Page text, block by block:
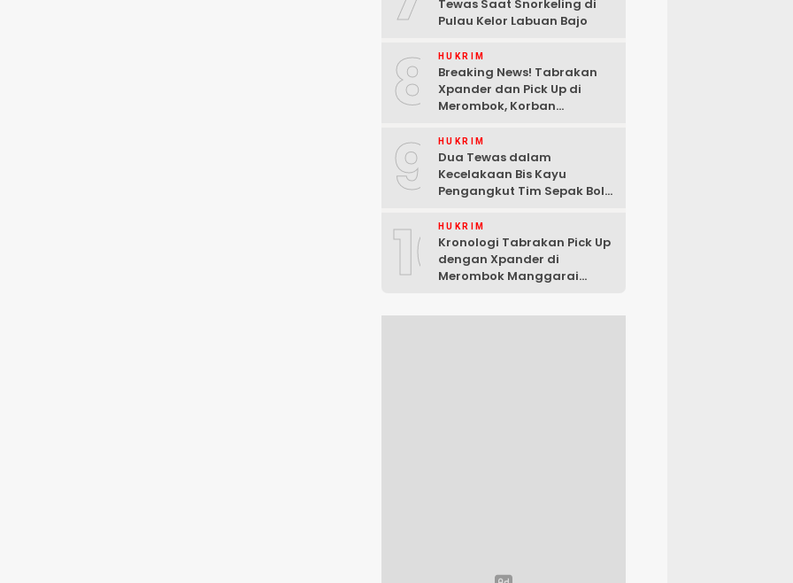
Tewas Saat Snorkeling di
Pulau Kelor Labuan Bajo
8 HUKRIM
Breaking News! Tabrakan
Xpander dan Pick Up di
Merombok, Korban
9 HUKRIM
Dua Tewas dalam
Kecelakaan Bis Kayu
Pengangkut Tim Sepak Bola
10HUKRIM
Kronologi Tabrakan Pick Up
dengan Xpander di
Merombok Manggarai